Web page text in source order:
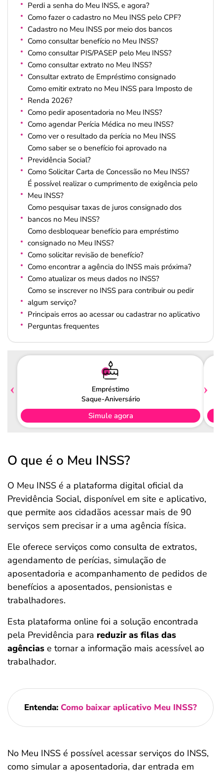
Perdi a senha do Meu INSS, e agora?
Como fazer o cadastro no Meu INSS pelo CPF?
Cadastro no Meu INSS por meio dos bancos
Como consultar benefício no Meu INSS?
Como consultar PIS/PASEP pelo Meu INSS?
Como consultar extrato no Meu INSS?
Consultar extrato de Empréstimo consignado
Como emitir extrato no Meu INSS para Imposto de
Renda 2026?
Como pedir aposentadoria no Meu INSS?
Como agendar Perícia Médica no meu INSS?
Como ver o resultado da perícia no Meu INSS
Como saber se o benefício foi aprovado na
Previdência Social?
Como Solicitar Carta de Concessão no Meu INSS?
É possível realizar o cumprimento de exigência pelo
Meu INSS?
Como pesquisar taxas de juros consignado dos
bancos no Meu INSS?
Como desbloquear benefício para empréstimo
consignado no Meu INSS?
Como solicitar revisão de benefício?
Como encontrar a agência do INSS mais próxima?
Como atualizar os meus dados no INSS?
Como se inscrever no INSS para contribuir ou pedir
algum serviço?
Principais erros ao acessar ou cadastrar no aplicativo
Perguntas frequentes
Empréstimo
Saque-Aniversário
Simule agora
O que é o Meu INSS?
O Meu INSS é a plataforma digital oficial da
Previdência Social, disponível em site e aplicativo,
que permite aos cidadãos acessar mais de 90
serviços sem precisar ir a uma agência física.
Ele oferece serviços como consulta de extratos,
agendamento de perícias, simulação de
aposentadoria e acompanhamento de pedidos de
benefícios a aposentados, pensionistas e
trabalhadores.
Esta plataforma online foi a solução encontrada
pela Previdência para reduzir as filas das
agências e tornar a informação mais acessível ao
trabalhador.
Entenda: Como baixar aplicativo Meu INSS?
No Meu INSS é possível acessar serviços do INSS,
como simular a aposentadoria, dar entrada em